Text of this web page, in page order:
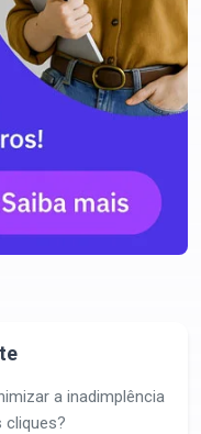
a inadimplência
cliques?